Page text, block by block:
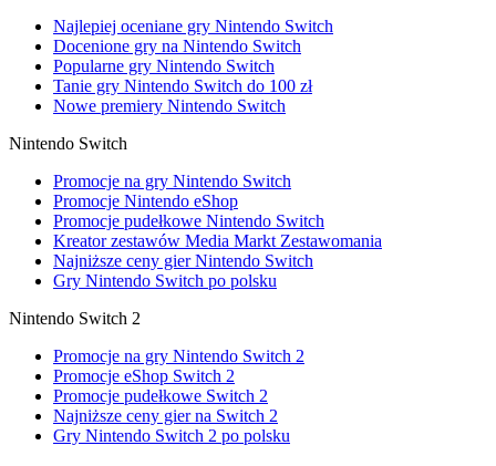
Najlepiej oceniane gry Nintendo Switch
Docenione gry na Nintendo Switch
Popularne gry Nintendo Switch
Tanie gry Nintendo Switch do 100 zł
Nowe premiery Nintendo Switch
Nintendo Switch
Promocje na gry Nintendo Switch
Promocje Nintendo eShop
Promocje pudełkowe Nintendo Switch
Kreator zestawów Media Markt Zestawomania
Najniższe ceny gier Nintendo Switch
Gry Nintendo Switch po polsku
Nintendo Switch 2
Promocje na gry Nintendo Switch 2
Promocje eShop Switch 2
Promocje pudełkowe Switch 2
Najniższe ceny gier na Switch 2
Gry Nintendo Switch 2 po polsku